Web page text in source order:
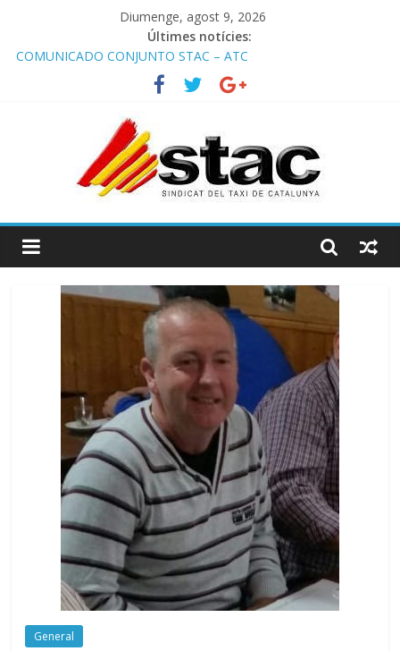
Diumenge, agost 9, 2026
Últimes notícies:
COMUNICADO CONJUNTO STAC – ATC
Comunicado STAC/ ATC de la reunión con los Mossos d
‘Esquadra del aeropuerto de Barcelona.
Programa de Radio TAXI LIBRE 29.07.2026 en COOLTURA FM.
STAC/ATC SOLICITAN TAULA TÈCNICA PARA MEJORAR LA
OPERATIVA DE ENTRADA EN EL PUERTO DE BARCELONA.
Programa de Radio TAXI LIBRE 22.07.2026 en COOLTURA FM.
General